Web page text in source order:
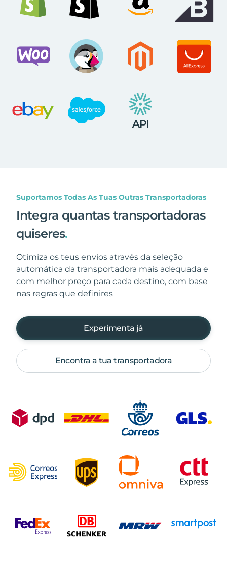
Suportamos Todas As Tuas Outras Transportadoras
Integra quantas transportadoras
quiseres.
Otimiza os teus envios através da seleção
automática da transportadora mais adequada e
com melhor preço para cada destino, com base
nas regras que definires
Experimenta já
Encontra a tua transportadora